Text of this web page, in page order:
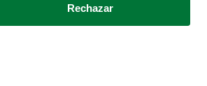
Rechazar